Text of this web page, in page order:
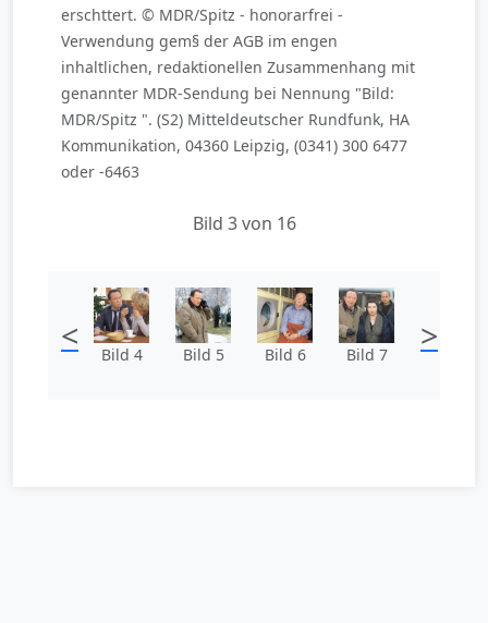
erschttert. © MDR/Spitz - honorarfrei -
Verwendung gem§ der AGB im engen
inhaltlichen, redaktionellen Zusammenhang mit
genannter MDR-Sendung bei Nennung "Bild:
MDR/Spitz ". (S2) Mitteldeutscher Rundfunk, HA
Kommunikation, 04360 Leipzig, (0341) 300 6477
oder -6463
Bild 3 von 16
< Bild 4 Bild 5 Bild 6 Bild 7 >